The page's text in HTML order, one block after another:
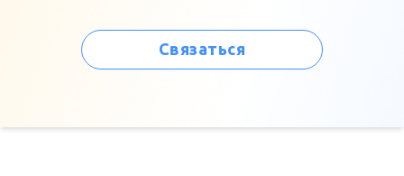
Связаться